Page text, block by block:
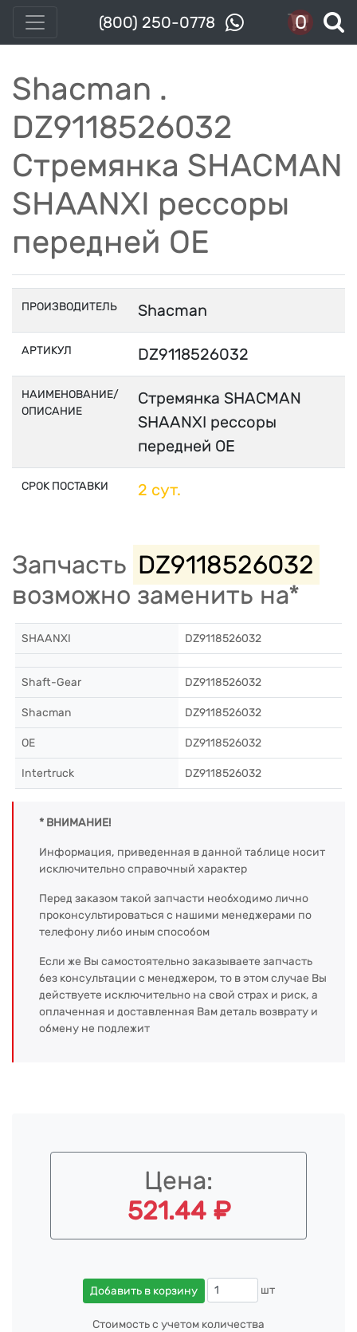
(800) 250-0778 0
Shacman .
DZ9118526032
Стремянка SHACMAN
SHAANXI рессоры
передней OE
ПРОИЗВОДИТЕЛЬ Shacman
АРТИКУЛ DZ9118526032
НАИМЕНОВАНИЕ/
ОПИСАНИЕ
Стремянка SHACMAN
SHAANXI рессоры
передней OE
СРОК ПОСТАВКИ 2 сут.
Запчасть DZ9118526032
возможно заменить на*
SHAANXI DZ9118526032
Shaft-Gear DZ9118526032
Shacman DZ9118526032
OE DZ9118526032
Intertruck DZ9118526032
* ВНИМАНИЕ!
Информация, приведенная в данной таблице носит
исключительно справочный характер
Перед заказом такой запчасти необходимо лично
проконсультироваться с нашими менеджерами по
телефону либо иным способом
Если же Вы самостоятельно заказываете запчасть
без консультации с менеджером, то в этом случае Вы
действуете исключительно на свой страх и риск, а
оплаченная и доставленная Вам деталь возврату и
обмену не подлежит
Цена:
521.44 ₽
Добавить в корзину шт
Стоимость с учетом количества